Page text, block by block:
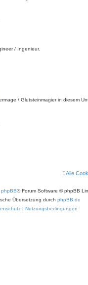
/ Ingenieur.
/ Glutsteinmagier in diesem
Alle
phpBB® Forum Software © phpBB
Übersetzung durch phpBB.de
| Nutzungsbedingungen